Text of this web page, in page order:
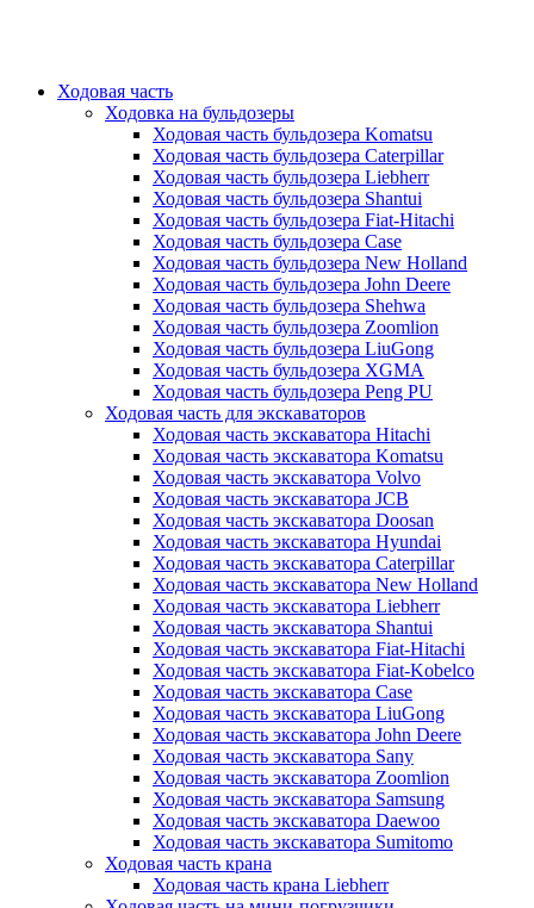
Ходовая часть
Ходовка на бульдозеры
Ходовая часть бульдозера Komatsu
Ходовая часть бульдозера Caterpillar
Ходовая часть бульдозера Liebherr
Ходовая часть бульдозера Shantui
Ходовая часть бульдозера Fiat-Hitachi
Ходовая часть бульдозера Case
Ходовая часть бульдозера New Holland
Ходовая часть бульдозера John Deere
Ходовая часть бульдозера Shehwa
Ходовая часть бульдозера Zoomlion
Ходовая часть бульдозера LiuGong
Ходовая часть бульдозера XGMA
Ходовая часть бульдозера Peng PU
Ходовая часть для экскаваторов
Ходовая часть экскаватора Hitachi
Ходовая часть экскаватора Komatsu
Ходовая часть экскаватора Volvo
Ходовая часть экскаватора JCB
Ходовая часть экскаватора Doosan
Ходовая часть экскаватора Hyundai
Ходовая часть экскаватора Caterpillar
Ходовая часть экскаватора New Holland
Ходовая часть экскаватора Liebherr
Ходовая часть экскаватора Shantui
Ходовая часть экскаватора Fiat-Hitachi
Ходовая часть экскаватора Fiat-Kobelco
Ходовая часть экскаватора Case
Ходовая часть экскаватора LiuGong
Ходовая часть экскаватора John Deere
Ходовая часть экскаватора Sany
Ходовая часть экскаватора Zoomlion
Ходовая часть экскаватора Samsung
Ходовая часть экскаватора Daewoo
Ходовая часть экскаватора Sumitomo
Ходовая часть крана
Ходовая часть крана Liebherr